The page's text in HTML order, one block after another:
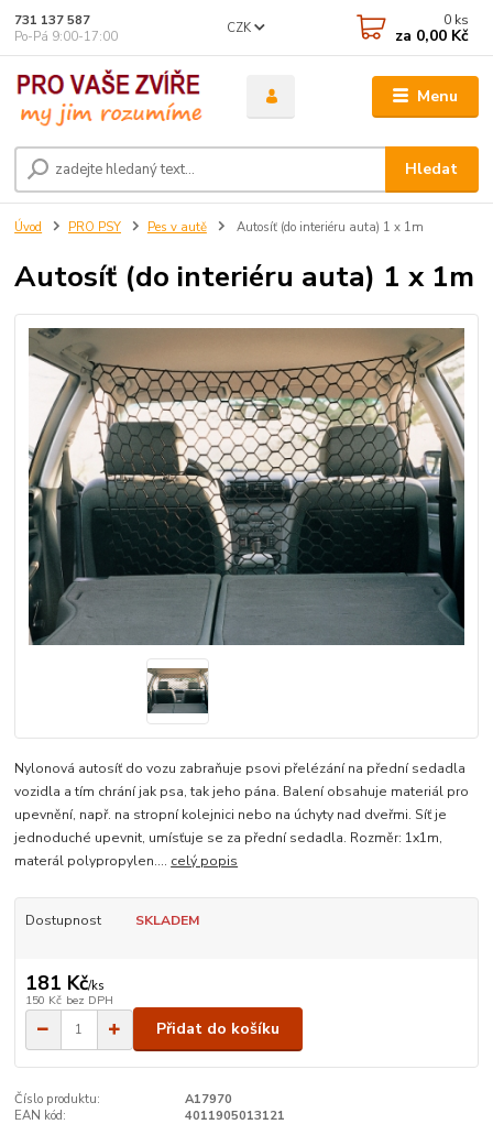
Menu
CZK
Hledat
731 137 587
Po-Pá 9:00-17:00
0 ks
za 0,00 Kč
Úvod PRO PSY Pes v autě Autosíť (do interiéru auta) 1 x 1m
Autosíť (do interiéru auta) 1 x 1m
Nylonová autosíť do vozu zabraňuje psovi přelézání na přední sedadla
vozidla a tím chrání jak psa, tak jeho pána. Balení obsahuje materiál pro
upevnění, např. na stropní kolejnici nebo na úchyty nad dveřmi. Síť je
jednoduché upevnit, umísťuje se za přední sedadla. Rozměr: 1x1m,
materál polypropylen.... celý popis
Dostupnost SKLADEM
181 Kč/ks
150 Kč bez DPH
Přidat do košíku
Číslo produktu:
A17970
EAN kód:
4011905013121